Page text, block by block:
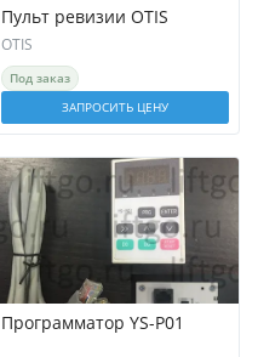
Пульт ревизии OTIS
OTIS
Под заказ
ЗАПРОСИТЬ ЦЕНУ
Программатор YS-P01